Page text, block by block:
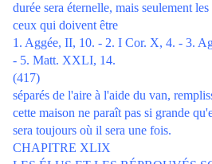
durée sera éternelle, mais seulement
ceux qui doivent être
1. Aggée, II, 10. - 2. I Cor. X, 4. - 3.
- 5. Matt. XXLI, 14.
(417)
séparés de l'aire à l'aide du van,
cette maison ne paraît pas si grande
sera toujours où il sera une fois.
CHAPITRE XLIX